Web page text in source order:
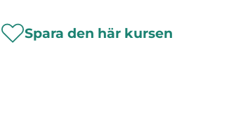
Spara den här kursen